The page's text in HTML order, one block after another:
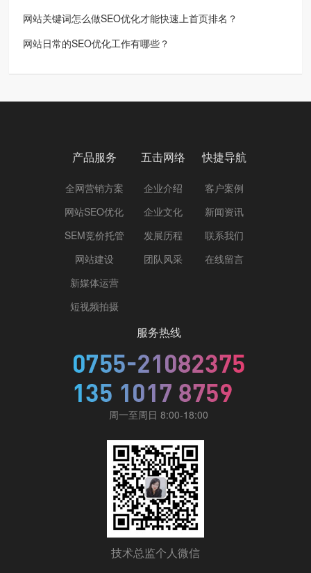
网站关键词怎么做SEO优化才能快速上首页排名？
网站日常的SEO优化工作有哪些？
产品服务
全网营销方案
网站SEO优化
SEM竞价托管
网站建设
新媒体运营
短视频拍摄
五击网络
企业介绍
企业文化
发展历程
团队风采
快捷导航
客户案例
新闻资讯
联系我们
在线留言
服务热线
周一至周日 8:00-18:00
技术总监个人微信